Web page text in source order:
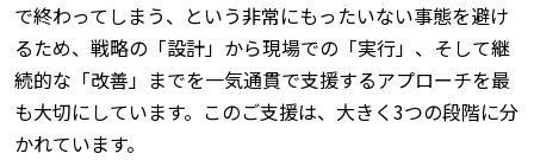
で終わってしまう、という非常にもったいない事態を避け
るため、戦略の「設計」から現場での「実行」、そして継
続的な「改善」までを一気通貫で支援するアプローチを最
も大切にしています。 このご支援は、大きく3つの段階に分
かれています。